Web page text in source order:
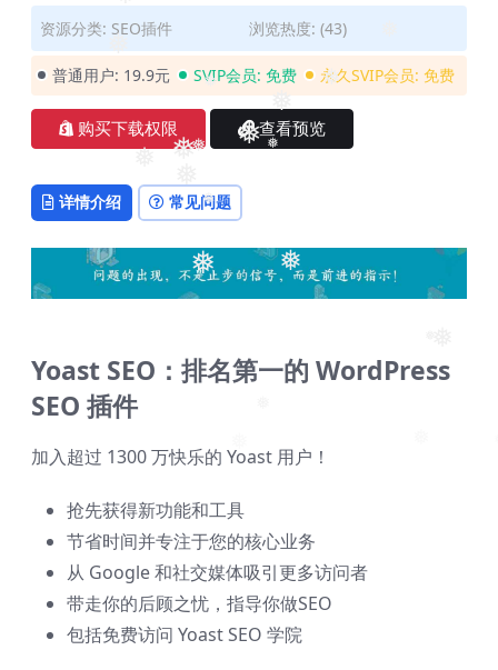
❅
❅
❅
❅
❅
❅
❅ ❅
❅
❅
❅
❅
❅
❅
❅
资源分类: SEO插件 浏览热度: (43)
普通用户: 19.9元 SVIP会员: 免费 永久SVIP会员: 免费
购买下载权限 查看预览
详情介绍 常见问题
Yoast SEO：排名第一的 WordPress
SEO 插件
加入超过 1300 万快乐的 Yoast 用户！
抢先获得新功能和工具
节省时间并专注于您的核心业务
从 Google 和社交媒体吸引更多访问者
带走你的后顾之忧，指导你做SEO
包括免费访问 Yoast SEO 学院